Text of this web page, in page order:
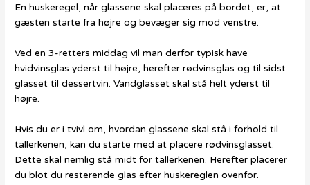
En huskeregel, når glassene skal placeres på bordet, er, at
gæsten starte fra højre og bevæger sig mod venstre.
Ved en 3-retters middag vil man derfor typisk have
hvidvinsglas yderst til højre, herefter rødvinsglas og til sidst
glasset til dessertvin. Vandglasset skal stå helt yderst til
højre.
Hvis du er i tvivl om, hvordan glassene skal stå i forhold til
tallerkenen, kan du starte med at placere rødvinsglasset.
Dette skal nemlig stå midt for tallerkenen. Herefter placerer
du blot du resterende glas efter huskereglen ovenfor.